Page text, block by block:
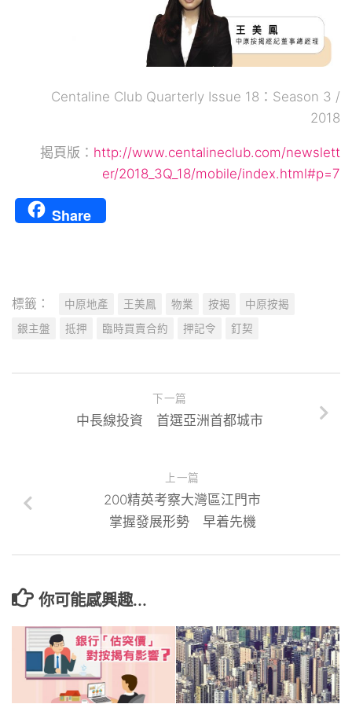
Centaline Club Quarterly Issue 18：Season 3 /
2018
揭頁版： http://www.centalineclub.com/newslett
er/2018_3Q_18/mobile/index.html#p=7
Share
標籤： 中原地產 王美鳳 物業 按揭
中原按揭
銀主盤
抵押 臨時買賣合約 押記令 釘契
下一篇
中長線投資 首選亞洲首都城市
上一篇
200精英考察大灣區江門市
掌握發展形勢 早着先機
你可能感興趣...